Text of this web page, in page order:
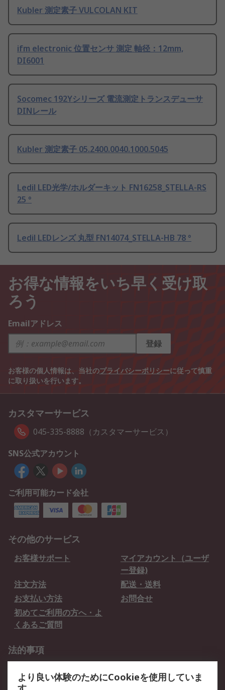
Kubler 測定素子 VULCOLAN KIT
ifm electronic 位置センサ 測定 軸径：12mm,
DI6001
Socomec 192Yシリーズ 電流測定トランスデューサ
DINレール
Kubler 測定素子 05.2400.0040.1000.5045
Ledil LED光学/ホルダーキット FN16258_STELLA-RS
25 °
Ledil LEDレンズ 丸型 FN14074_STELLA-HB 78 °
お得な情報をいち早く受け取
ろう
Emailアドレス
登録
お客様の個人情報は、当社のプライバシーポリシーに従って慎重
に取り扱いを行います。
カスタマーサービス
045-335-8888（カスタマーサービス）
SNS公式アカウント
ご利用可能カード会社
その他のサービス
お客様サポート
マイアカウント（ユーザ
ー登録)
注文方法
配送・送料
お支払い方法
お問合せ
初めてご利用の方へ・よ
くあるご質問
法的事項
クッキーポリシー
より良い体験のためにCookieを使用していま